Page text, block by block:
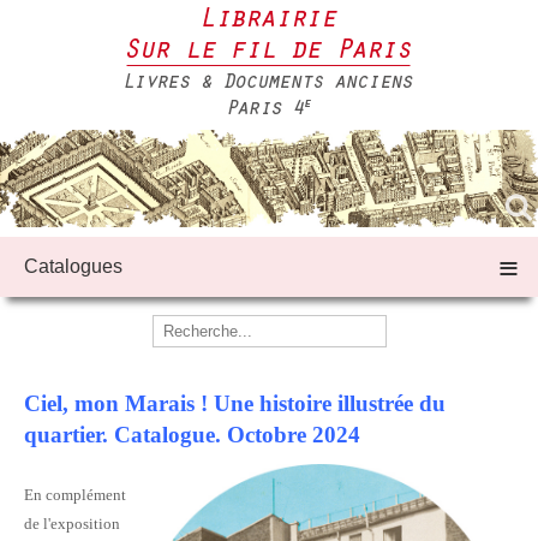
Catalogues ≡
Ciel, mon Marais ! Une histoire illustrée du
quartier. Catalogue. Octobre 2024
En complément
de l'exposition